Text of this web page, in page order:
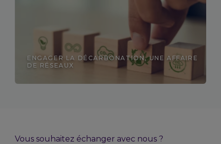
ENGAGER LA DÉCARBONATION, UNE AFFAIRE
DE RÉSEAUX
Vous souhaitez échanger avec nous ?